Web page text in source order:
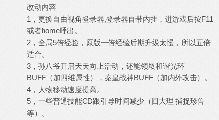
改动内容
1，更换自由视角登录器,登录器自带内挂，进游戏后按F11
或者home呼出。
2，全局5倍经验，原版一倍经验后期升级太慢，所以五倍
适合。
3，孙八爷开启天天向上活动，还能领取和谐光环
BUFF（加四维属性），秦皇战神BUFF（加内外攻击）。
4，人物移动速度提高。
5，一些普通技能CD跟引导时间减少（回大理 捕捉珍兽
等）。